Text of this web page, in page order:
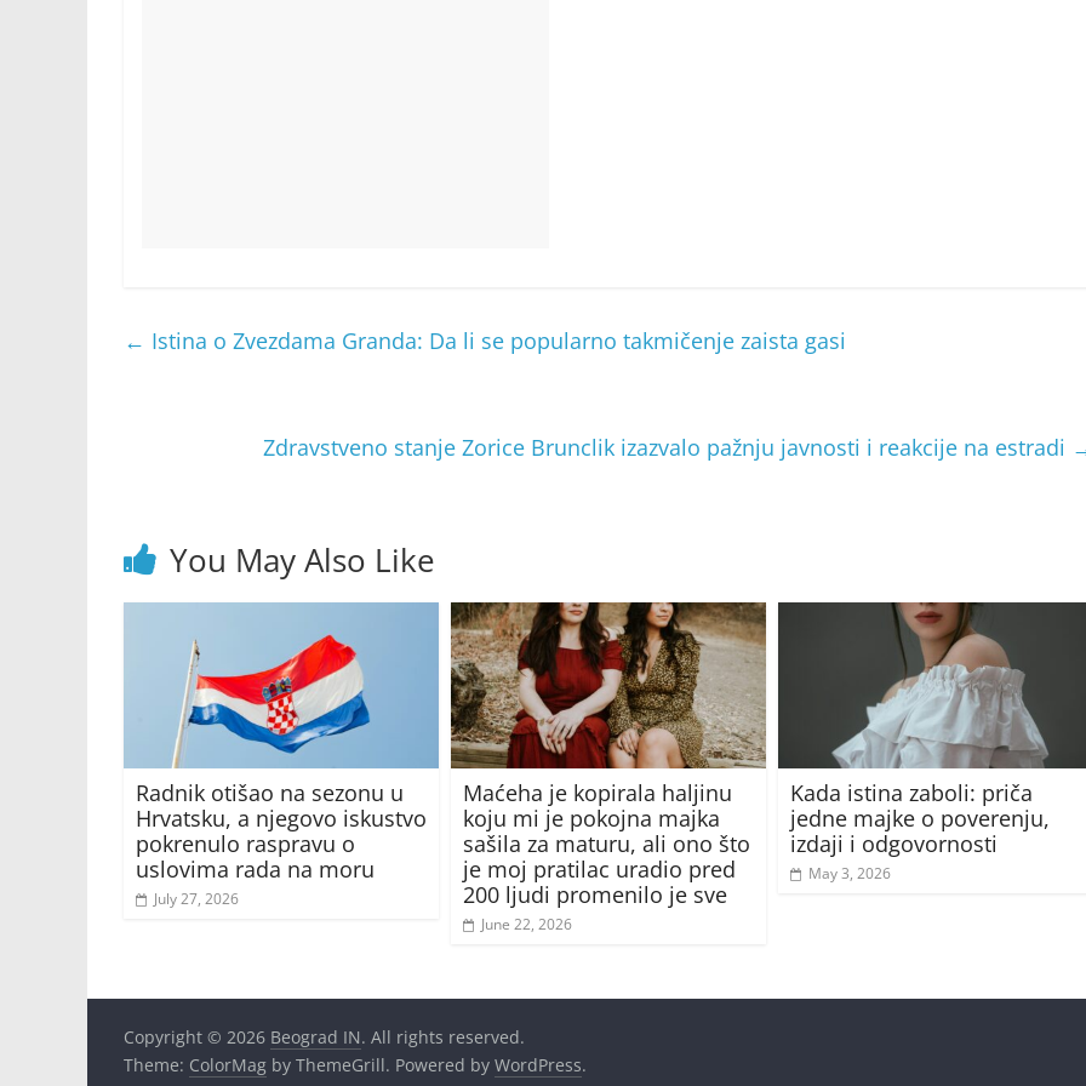
← Istina o Zvezdama Granda: Da li se popularno takmičenje zaista gasi
Zdravstveno stanje Zorice Brunclik izazvalo pažnju javnosti i reakcije na estradi
You May Also Like
Radnik otišao na sezonu u
Hrvatsku, a njegovo iskustvo
pokrenulo raspravu o
uslovima rada na moru
July 27, 2026
Maćeha je kopirala haljinu
koju mi je pokojna majka
sašila za maturu, ali ono što
je moj pratilac uradio pred
200 ljudi promenilo je sve
June 22, 2026
Kada istina zaboli: priča
jedne majke o poverenju,
izdaji i odgovornosti
May 3, 2026
Copyright © 2026 Beograd IN. All rights reserved.
Theme: ColorMag by ThemeGrill. Powered by WordPress.